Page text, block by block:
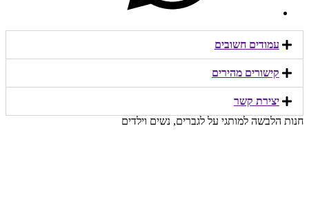
עמודים חשובים
קישורים מהירים​
יצירת קשר​
חנות הלבשה למותגי על לגברים, נשים וילדים